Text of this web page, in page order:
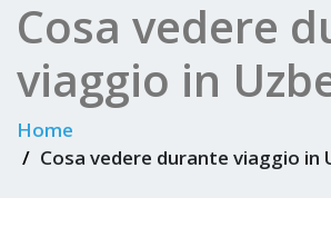
Cosa vedere
viaggio in
Home
Cosa vedere durante viaggio in